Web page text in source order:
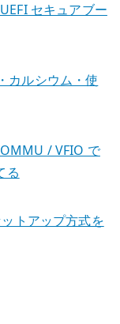
セキュアブー
カルシウム・使
/ VFIO で
る
トアップ方式を